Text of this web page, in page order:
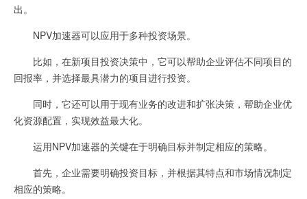
出。
NPV加速器可以应用于多种投资场景。
比如，在新项目投资决策中，它可以帮助企业评估不同项目的
回报率，并选择最具潜力的项目进行投资。
同时，它还可以用于现有业务的改进和扩张决策，帮助企业优
化资源配置，实现效益最大化。
运用NPV加速器的关键在于明确目标并制定相应的策略。
首先，企业需要明确投资目标，并根据其特点和市场情况制定
相应的策略。